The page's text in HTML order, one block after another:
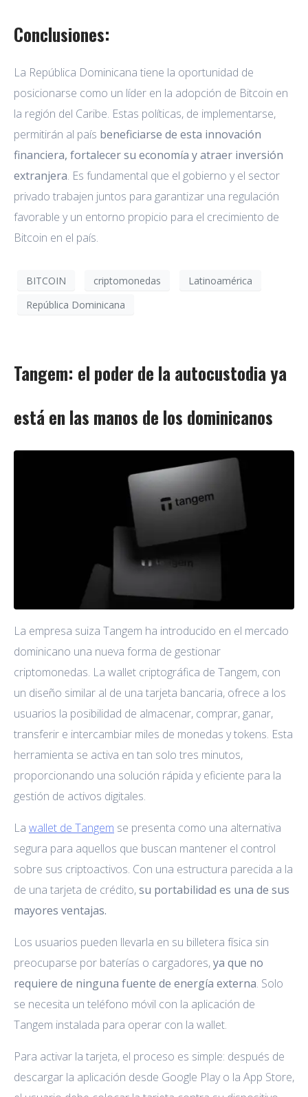
Conclusiones:
La República Dominicana tiene la oportunidad de
posicionarse como un líder en la adopción de Bitcoin en
la región del Caribe. Estas políticas, de implementarse,
permitirán al país beneficiarse de esta innovación
financiera, fortalecer su economía y atraer inversión
extranjera. Es fundamental que el gobierno y el sector
privado trabajen juntos para garantizar una regulación
favorable y un entorno propicio para el crecimiento de
Bitcoin en el país.
BITCOIN criptomonedas
Latinoamérica
República Dominicana
Tangem: el poder de la autocustodia ya
está en las manos de los dominicanos
La empresa suiza Tangem ha introducido en el mercado
dominicano una nueva forma de gestionar
criptomonedas. La wallet criptográfica de Tangem, con
un diseño similar al de una tarjeta bancaria, ofrece a los
usuarios la posibilidad de almacenar, comprar, ganar,
transferir e intercambiar miles de monedas y tokens. Esta
herramienta se activa en tan solo tres minutos,
proporcionando una solución rápida y eficiente para la
gestión de activos digitales.
La wallet de Tangem se presenta como una alternativa
segura para aquellos que buscan mantener el control
sobre sus criptoactivos. Con una estructura parecida a la
de una tarjeta de crédito,su portabilidad es una de sus
mayores ventajas.
Los usuarios pueden llevarla en su billetera física sin
preocuparse por baterías o cargadores,ya que no
requiere de ninguna fuente de energía externa. Solo
se necesita un teléfono móvil con la aplicación de
Tangem instalada para operar con la wallet.
Para activar la tarjeta, el proceso es simple: después de
descargar la aplicación desde Google Play o la App Store,